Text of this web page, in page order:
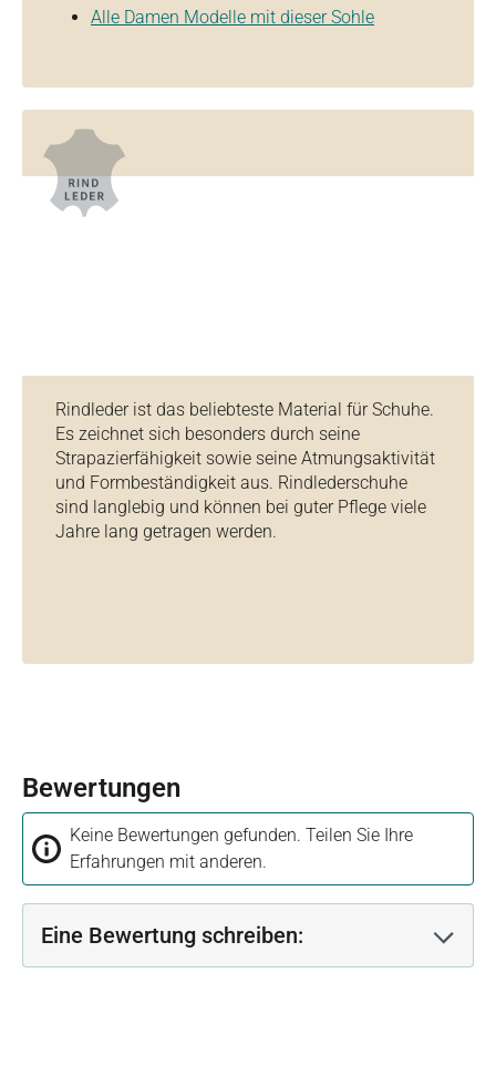
Alle Damen Modelle mit dieser Sohle
Rindleder ist das beliebteste Material für Schuhe.
Es zeichnet sich besonders durch seine
Strapazierfähigkeit sowie seine Atmungsaktivität
und Formbeständigkeit aus. Rindlederschuhe
sind langlebig und können bei guter Pflege viele
Jahre lang getragen werden.
Bewertungen
Keine Bewertungen gefunden. Teilen Sie Ihre
Erfahrungen mit anderen.
Eine Bewertung schreiben: